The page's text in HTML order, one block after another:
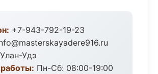
+7-943-792-19-23
Улан-Удэ
Пн-Сб: 08:00-19:00